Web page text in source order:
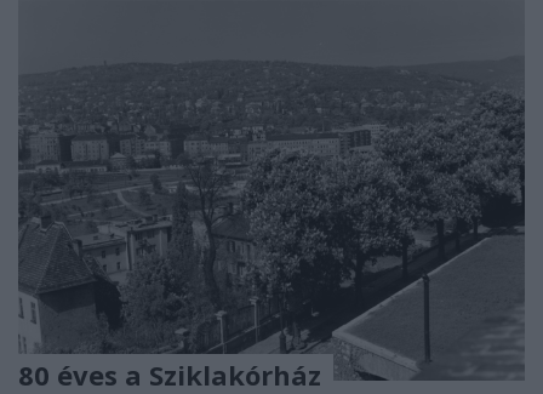
80 éves a Sziklakórház